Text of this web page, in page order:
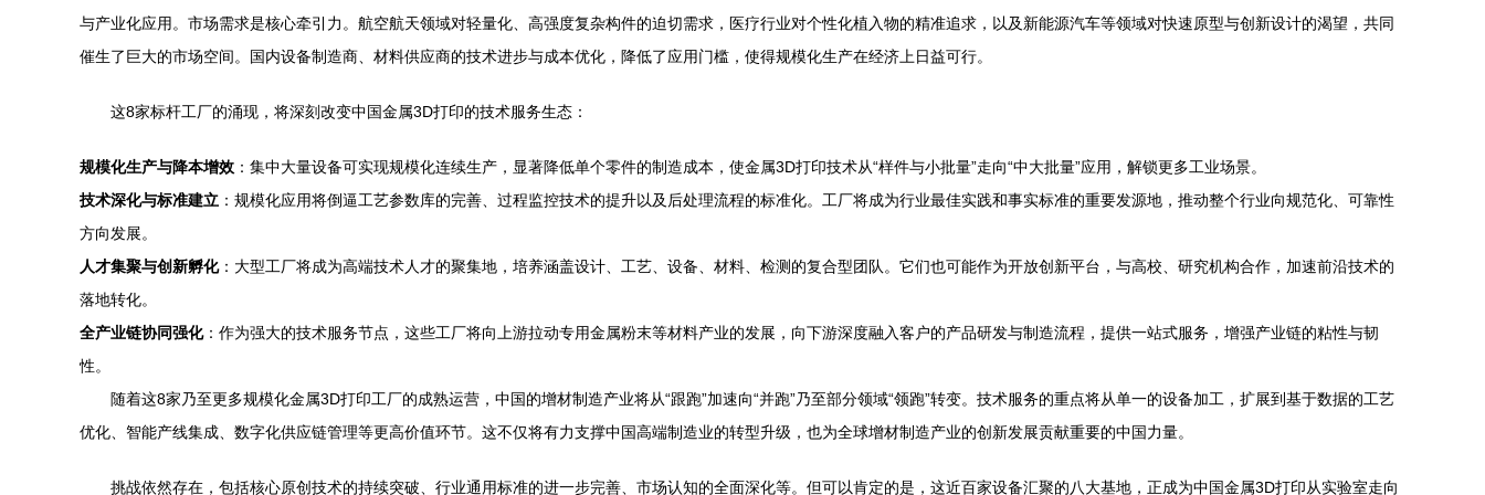
与产业化应用。市场需求是核心牵引力。航空航天领域对轻量化、高强度复杂构件的迫切需求，医疗行业对个性化植入物的精准追求，以及新能源汽车等领域对快速原型与创新设计的渴望，共同
催生了巨大的市场空间。国内设备制造商、材料供应商的技术进步与成本优化，降低了应用门槛，使得规模化生产在经济上日益可行。
这8家标杆工厂的涌现，将深刻改变中国金属3D打印的技术服务生态：
规模化生产与降本增效 ：集中大量设备可实现规模化连续生产，显著降低单个零件的制造成本，使金属3D打印技术从“样件与小批量”走向“中大批量”应用，解锁更多工业场景。
技术深化与标准建立 ：规模化应用将倒逼工艺参数库的完善、过程监控技术的提升以及后处理流程的标准化。工厂将成为行业最佳实践和事实标准的重要发源地，推动整个行业向规范化、可靠性
方向发展。
人才集聚与创新孵化：大型工厂将成为高端技术人才的聚集地，培养涵盖设计、工艺、设备、材料、检测的复合型团队。它们也可能作为开放创新平台，与高校、研究机构合作，加速前沿技术的
落地转化。
全产业链协同强化：作为强大的技术服务节点，这些工厂将向上游拉动专用金属粉末等材料产业的发展，向下游深度融入客户的产品研发与制造流程，提供一站式服务，增强产业链的粘性与韧
性。
随着这8家乃至更多规模化金属3D打印工厂的成熟运营，中国的增材制造产业将从“跟跑”加速向“并跑”乃至部分领域“领跑”转变。技术服务的重点将从单一的设备加工，扩展到基于数据的工艺
优化、智能产线集成、数字化供应链管理等更高价值环节。这不仅将有力支撑中国高端制造业的转型升级，也为全球增材制造产业的创新发展贡献重要的中国力量。
挑战依然存在，包括核心原创技术的持续突破、行业通用标准的进一步完善、市场认知的全面深化等。但可以肯定的是，这近百家设备汇聚的八大基地，正成为中国金属3D打印从实验室走向